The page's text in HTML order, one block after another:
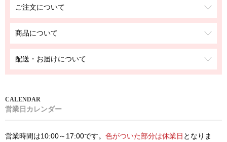
ご注文について
商品について
配送・お届けについて
営業日カレンダー
営業時間は10:00～17:00です。 色がついた部分は休業日 となりま